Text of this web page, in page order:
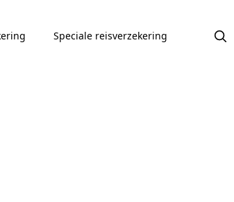
Speciale reisverzekering